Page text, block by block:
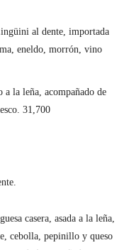
al dente, importada
eneldo, morrón, vino
la leña, acompañado de
31,700
casera, asada a la leña,
cebolla, pepinillo y queso